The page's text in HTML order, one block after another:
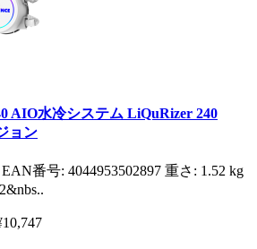
AIO水冷システム LiQuRizer 240
ョン
番号: 4044953502897 重さ: 1.52 kg